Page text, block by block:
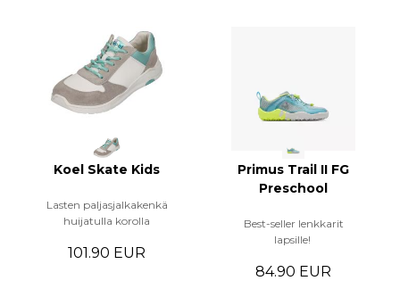
Koel Skate Kids
Lasten paljasjalkakenkä
huijatulla korolla
101.90 EUR
Primus Trail II FG
Preschool
Best-seller lenkkarit
lapsille!
84.90 EUR